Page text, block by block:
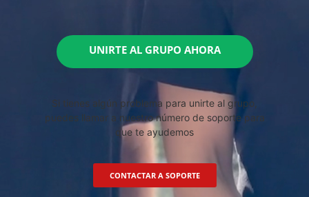
UNIRTE AL GRUPO AHORA
Si tienes algún problema para unirte al grupo,
puedes llamar a nuestro número de soporte para
que te ayudemos
CONTACTAR A SOPORTE